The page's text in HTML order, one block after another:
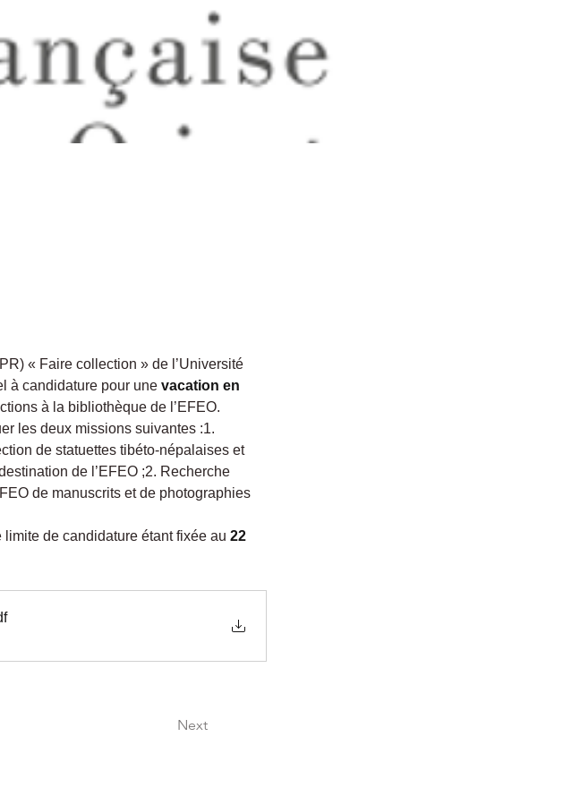
« Faire collection » de l’Université
à candidature pour une vacation en
à la bibliothèque de l’EFEO.
les deux missions suivantes :1.
de statuettes tibéto-népalaises et
de l’EFEO ;2. Recherche
de manuscrits et de photographies
de candidature étant fixée au 22
Next